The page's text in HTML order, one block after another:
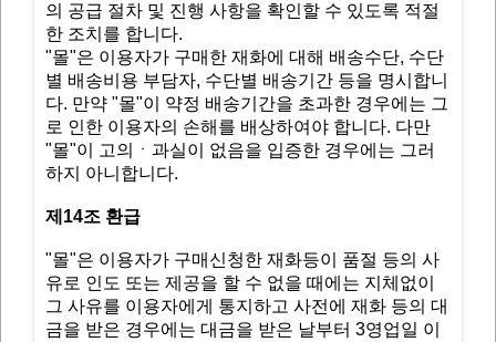
의 공급 절차 및 진행 사항을 확인할 수 있도록 적절
한 조치를 합니다.
"몰"은 이용자가 구매한 재화에 대해 배송수단, 수단
별 배송비용 부담자, 수단별 배송기간 등을 명시합니
다. 만약 "몰"이 약정 배송기간을 초과한 경우에는 그
로 인한 이용자의 손해를 배상하여야 합니다. 다만
"몰"이 고의ㆍ과실이 없음을 입증한 경우에는 그러
하지 아니합니다.
제14조 환급
"몰"은 이용자가 구매신청한 재화등이 품절 등의 사
유로 인도 또는 제공을 할 수 없을 때에는 지체없이
그 사유를 이용자에게 통지하고 사전에 재화 등의 대
금을 받은 경우에는 대금을 받은 날부터 3영업일 이